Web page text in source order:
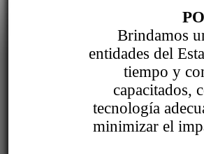
Brindamos
entidades del
tiempo y
capacitados,
tecnología
minimizar el